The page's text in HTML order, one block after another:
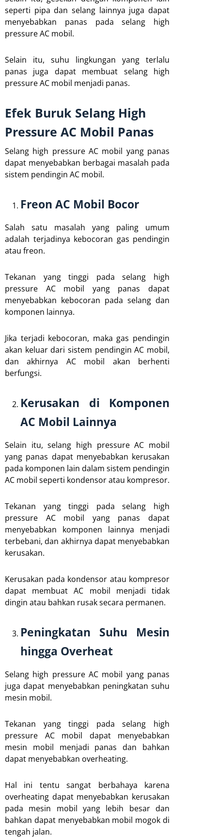
seperti pipa dan selang lainnya juga dapat
menyebabkan panas pada selang high
pressure AC mobil.
Selain itu, suhu lingkungan yang terlalu
panas juga dapat membuat selang high
pressure AC mobil menjadi panas.
Efek Buruk Selang High
Pressure AC Mobil Panas
Selang high pressure AC mobil yang panas
dapat menyebabkan berbagai masalah pada
sistem pendingin AC mobil.
Freon AC Mobil Bocor
Salah satu masalah yang paling umum
adalah terjadinya kebocoran gas pendingin
atau freon.
Tekanan yang tinggi pada selang high
pressure AC mobil yang panas dapat
menyebabkan kebocoran pada selang dan
komponen lainnya.
Jika terjadi kebocoran, maka gas pendingin
akan keluar dari sistem pendingin AC mobil,
dan akhirnya AC mobil akan berhenti
berfungsi.
Kerusakan di Komponen
AC Mobil Lainnya
Selain itu, selang high pressure AC mobil
yang panas dapat menyebabkan kerusakan
pada komponen lain dalam sistem pendingin
AC mobil seperti kondensor atau kompresor.
Tekanan yang tinggi pada selang high
pressure AC mobil yang panas dapat
menyebabkan komponen lainnya menjadi
terbebani, dan akhirnya dapat menyebabkan
kerusakan.
Kerusakan pada kondensor atau kompresor
dapat membuat AC mobil menjadi tidak
dingin atau bahkan rusak secara permanen.
Peningkatan Suhu Mesin
hingga Overheat
Selang high pressure AC mobil yang panas
juga dapat menyebabkan peningkatan suhu
mesin mobil.
Tekanan yang tinggi pada selang high
pressure AC mobil dapat menyebabkan
mesin mobil menjadi panas dan bahkan
dapat menyebabkan overheating.
Hal ini tentu sangat berbahaya karena
overheating dapat menyebabkan kerusakan
pada mesin mobil yang lebih besar dan
bahkan dapat menyebabkan mobil mogok di
tengah jalan.